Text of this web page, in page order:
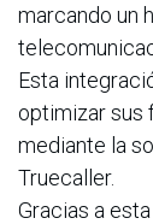
marcando un
Esta
optimizar sus
mediante la
Truecaller.
Gracias a